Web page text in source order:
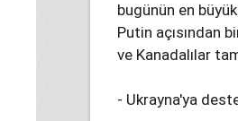
bugünün en
Putin açısından
ve Kanadalılar
- Ukrayna'ya